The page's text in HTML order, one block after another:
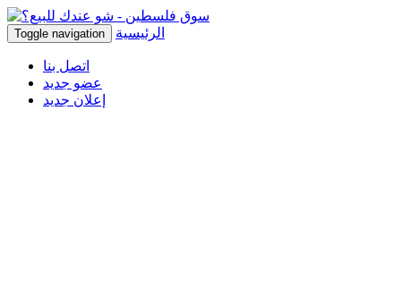
Toggle navigation الرئيسية
اتصل بنا
عضو جديد
إعلان جديد